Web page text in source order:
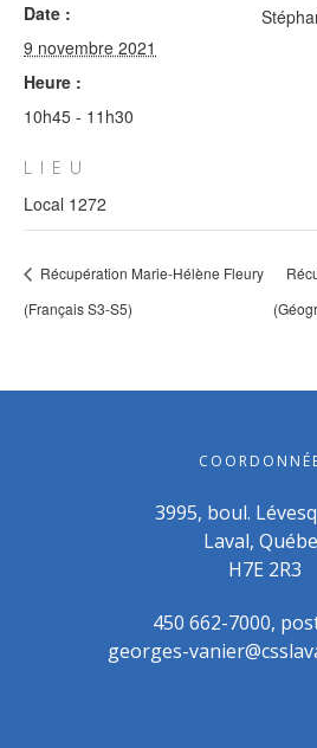
Date :
9 novembre 2021
Heure :
10h45 - 11h30
LIEU
Local 1272
Récupération Marie-Hélène Fleury
(Français S3-S5)
3995, boul.
Laval,
H7E 2R3
450 662-7000,
georges-